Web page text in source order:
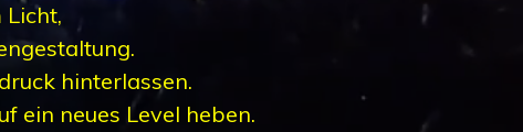
Licht,
hinterlassen.
ein neues Level heben.